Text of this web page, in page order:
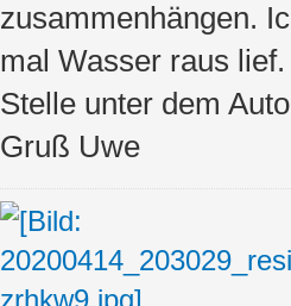
zusammenhängen.
mal Wasser raus
Stelle unter dem
Gruß Uwe